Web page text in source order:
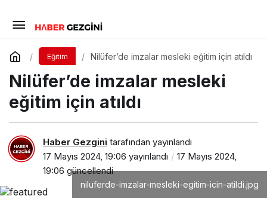
Eğitim Nilüfer’de imzalar mesleki eğitim için atıldı
Nilüfer’de imzalar mesleki
eğitim için atıldı
Haber Gezgini tarafından yayınlandı
17 Mayıs 2024, 19:06 yayınlandı
17 Mayıs 2024,
19:06 güncellendi
niluferde-imzalar-mesleki-egitim-icin-atildi.jpg